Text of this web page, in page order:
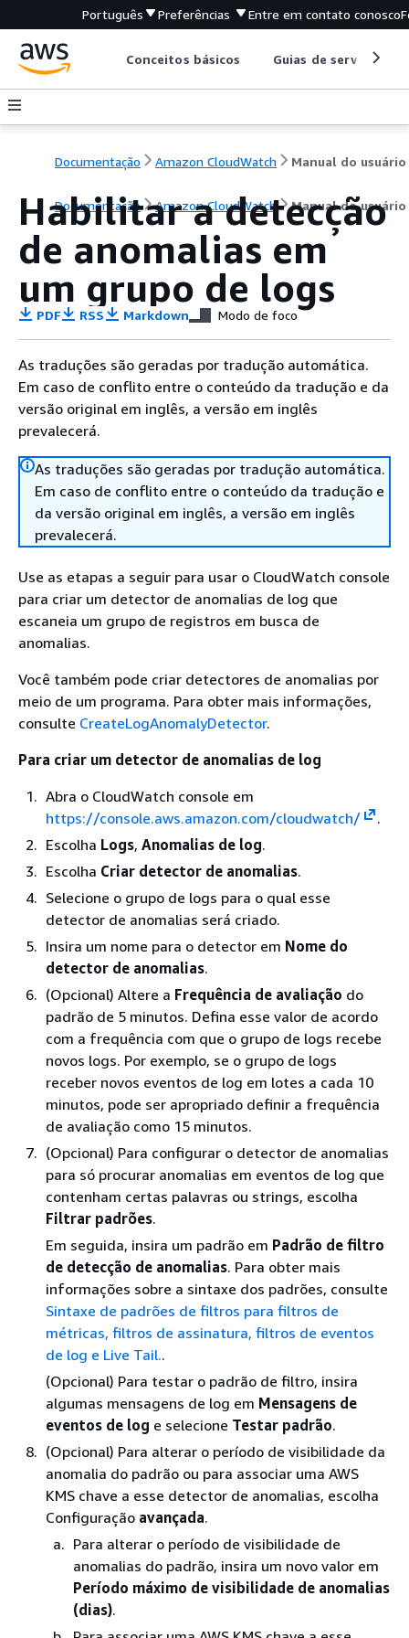
Português Preferências Entre em contato conosco
Conceitos básicos Guias de serviço
Documentação Amazon CloudWatch Manual do usuário
Documentação Amazon CloudWatch Manual do usuário
Habilitar a detecção
de anomalias em
um grupo de logs
PDF RSS Markdown Modo de foco
As traduções são geradas por tradução automática.
Em caso de conflito entre o conteúdo da tradução e da
versão original em inglês, a versão em inglês
prevalecerá.
As traduções são geradas por tradução automática.
Em caso de conflito entre o conteúdo da tradução e
da versão original em inglês, a versão em inglês
prevalecerá.
Use as etapas a seguir para usar o CloudWatch console
para criar um detector de anomalias de log que
escaneia um grupo de registros em busca de
anomalias.
Você também pode criar detectores de anomalias por
meio de um programa. Para obter mais informações,
consulte CreateLogAnomalyDetector.
Para criar um detector de anomalias de log
Abra o CloudWatch console em
https://console.aws.amazon.com/cloudwatch/
.
Escolha Logs, Anomalias de log.
Escolha Criar detector de anomalias.
Selecione o grupo de logs para o qual esse
detector de anomalias será criado.
Insira um nome para o detector em Nome do
detector de anomalias.
(Opcional) Altere a Frequência de avaliação do
padrão de 5 minutos. Defina esse valor de acordo
com a frequência com que o grupo de logs recebe
novos logs. Por exemplo, se o grupo de logs
receber novos eventos de log em lotes a cada 10
minutos, pode ser apropriado definir a frequência
de avaliação como 15 minutos.
(Opcional) Para configurar o detector de anomalias
para só procurar anomalias em eventos de log que
contenham certas palavras ou strings, escolha
Filtrar padrões.
Em seguida, insira um padrão em Padrão de filtro
de detecção de anomalias. Para obter mais
informações sobre a sintaxe dos padrões, consulte
Sintaxe de padrões de filtros para filtros de
métricas, filtros de assinatura, filtros de eventos
de log e Live Tail..
(Opcional) Para testar o padrão de filtro, insira
algumas mensagens de log em Mensagens de
eventos de log e selecione Testar padrão.
(Opcional) Para alterar o período de visibilidade da
anomalia do padrão ou para associar uma AWS
KMS chave a esse detector de anomalias, escolha
Configuração avançada.
Para alterar o período de visibilidade de
anomalias do padrão, insira um novo valor em
Período máximo de visibilidade de anomalias
(dias).